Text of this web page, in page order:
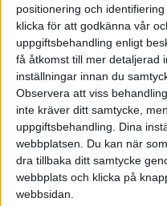
positionering och
klicka för att godkänna vår
uppgiftsbehandling enligt
få åtkomst till mer detaljerad
inställningar innan du
Observera att viss
inte kräver ditt samtycke,
uppgiftsbehandling. Dina
webbplatsen. Du kan när
dra tillbaka ditt samtycke
webbplats och klicka på
webbsidan.
De
och
Vi
och
och